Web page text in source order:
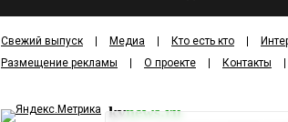
Свежий выпуск Медиа Кто есть кто
Размещение рекламы
О проекте Контакты
kvnews.ru